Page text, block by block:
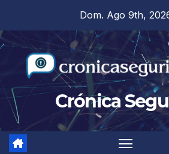
contenido
Dom. Ago 9th,
Crónica